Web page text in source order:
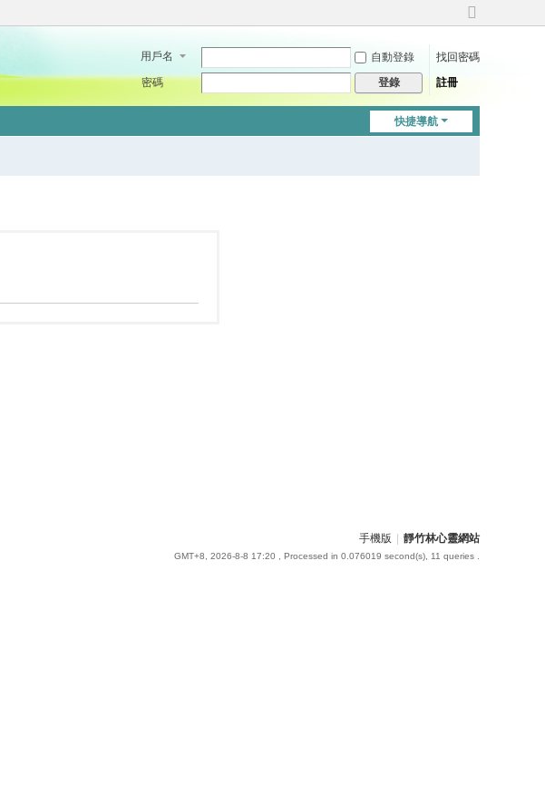
切
到
用戶名 自動登錄
找回密碼
密碼
登錄 註冊
快捷導航
手機版 靜竹林心靈網站
GMT+8, 2026-8-8 17:20 , Processed in 0.076019 second(s), 11 queries .